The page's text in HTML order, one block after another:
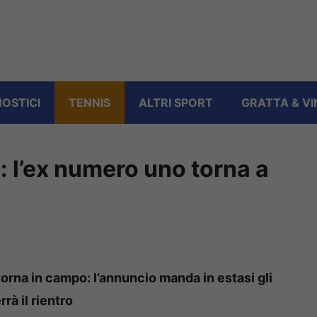
TENNIS ALTRI SPORT GRATTA &
numero uno torna a
in campo: l’annuncio manda in estasi gli
il rientro